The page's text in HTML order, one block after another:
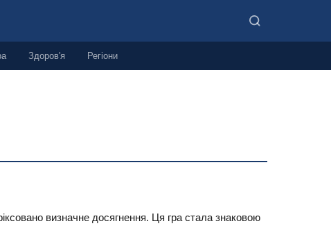
Здоров'я Регіони
визначне досягнення. Ця гра стала знаковою